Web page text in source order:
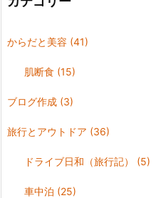
からだと美容 (41)
肌断食 (15)
ブログ作成 (3)
旅行とアウトドア (36)
ドライブ日和（旅行記） (5)
車中泊 (25)